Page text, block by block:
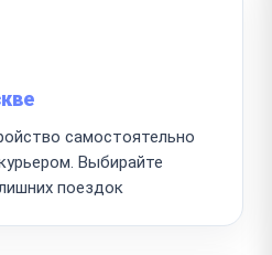
самостоятельно
Выбирайте
поездок